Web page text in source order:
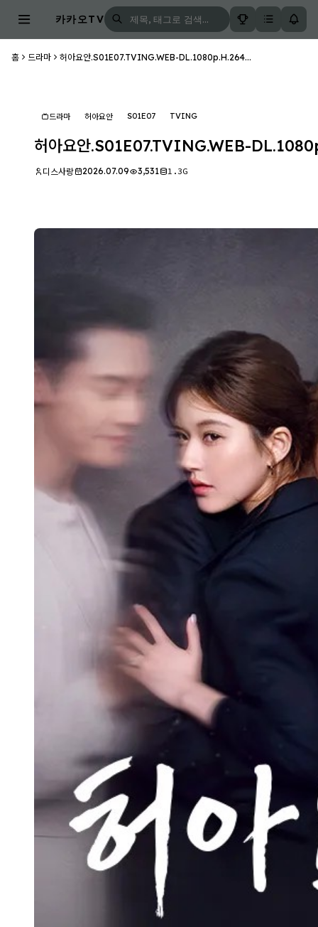
카카오TV
홈 드라마 허아요안.S01E07.TVING.WEB-DL.1080p.H.264...
드라마 허아요안 S01E07 TVING
허아요안.S01E07.TVING.WEB-
디스사랑 2026.07.09 3,531 1.3G